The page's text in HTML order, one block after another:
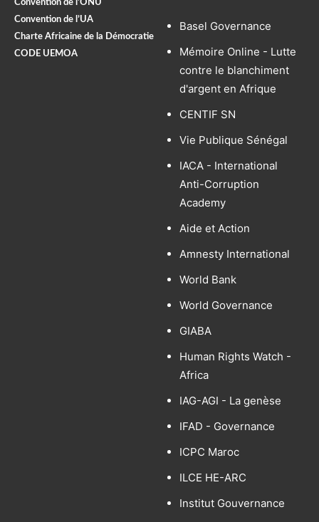
Convention de l’ONU
Convention de l’UA
Charte Africaine de la Démocratie
CODE UEMOA
Basel Governance
Mémoire Online - Lutte
contre le blanchiment
d'argent en Afrique
CENTIF SN
Vie Publique Sénégal
IACA - International
Anti-Corruption
Academy
Aide et Action
Amnesty International
World Bank
World Governance
GIABA
Human Rights Watch -
Africa
IAG-AGI - La genèse
IFAD - Governance
ICPC Maroc
ILCE HE-ARC
Institut Gouvernance